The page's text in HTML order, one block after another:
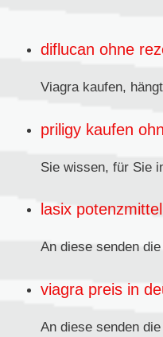
diflucan ohne
Viagra kaufen,
priligy kaufen
Sie wissen, für Sie
lasix
An diese senden
viagra preis in
An diese senden